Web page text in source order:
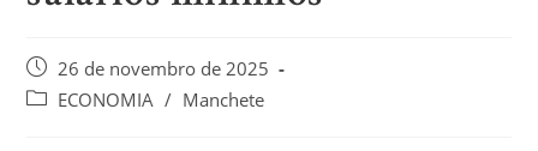
26 de novembro de 2025
ECONOMIA / Manchete